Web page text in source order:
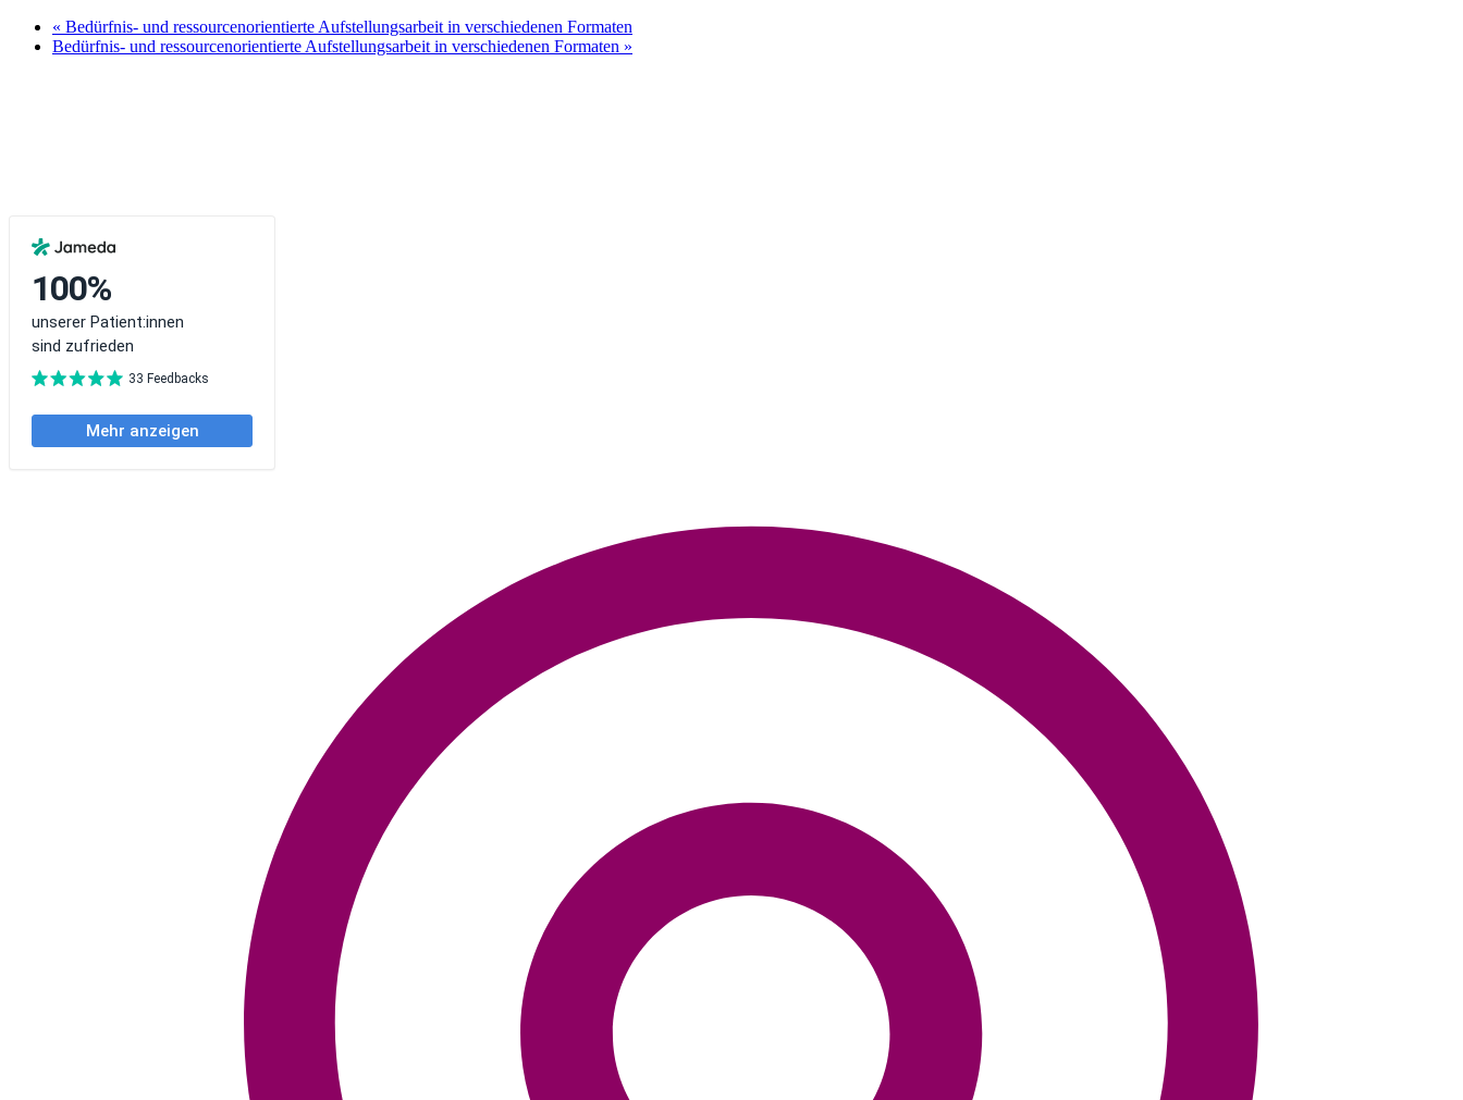
« Bedürfnis- und ressourcenorientierte Aufstellungsarbeit in verschiedenen Formaten
Bedürfnis- und ressourcenorientierte Aufstellungsarbeit in verschiedenen Formaten »